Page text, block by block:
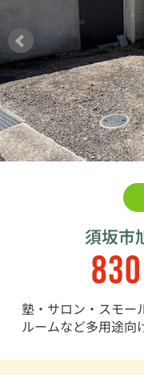
須坂市
830
塾・サロン・スモー
ルームなど多用途向